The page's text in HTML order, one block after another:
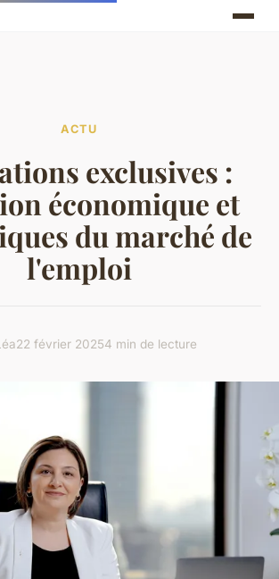
ACTU
exclusives :
économique et
du marché de
l'emploi
22 février 20254 min de lecture